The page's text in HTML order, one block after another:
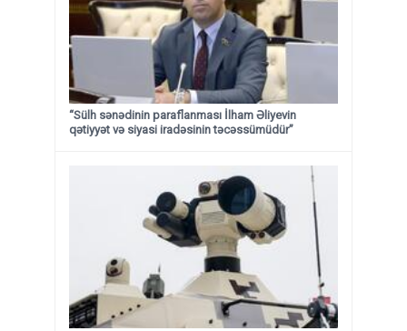
“Sülh sənədinin paraflanması İlham Əliyevin
qətiyyət və siyasi iradəsinin təcəssümüdür”